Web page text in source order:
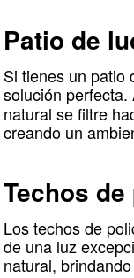
Patio de
Si tienes un patio
solución perfecta.
natural se filtre
creando un
Techos
Los techos de
de una luz
natural,